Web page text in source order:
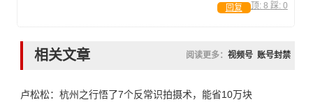
顶: 8 踩: 0
回复
相关文章 阅读更多： 视频号 账号封禁
卢松松：杭州之行悟了7个反常识拍摄术，能省10万块